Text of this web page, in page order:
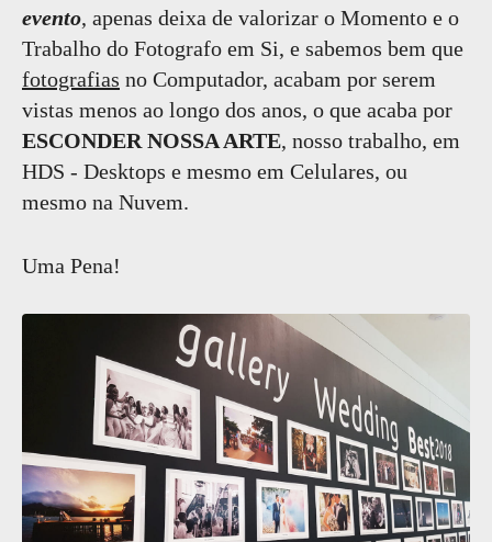
evento, apenas deixa de valorizar o Momento e o
Trabalho do Fotografo em Si, e sabemos bem que
fotografias no Computador, acabam por serem
vistas menos ao longo dos anos, o que acaba por
ESCONDER NOSSA ARTE, nosso trabalho, em
HDS - Desktops e mesmo em Celulares, ou
mesmo na Nuvem.
Uma Pena!